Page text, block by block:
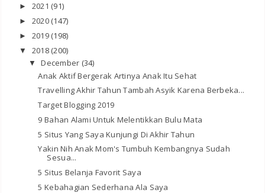
► 2021 (91)
► 2020 (147)
► 2019 (198)
▼ 2018 (200)
▼December (34)
Anak Aktif Bergerak Artinya Anak Itu Sehat
Travelling Akhir Tahun Tambah Asyik Karena Berbeka...
Target Blogging 2019
9 Bahan Alami Untuk Melentikkan Bulu Mata
5 Situs Yang Saya Kunjungi Di Akhir Tahun
Yakin Nih Anak Mom's Tumbuh Kembangnya Sudah
Sesua...
5 Situs Belanja Favorit Saya
5 Kebahagian Sederhana Ala Saya